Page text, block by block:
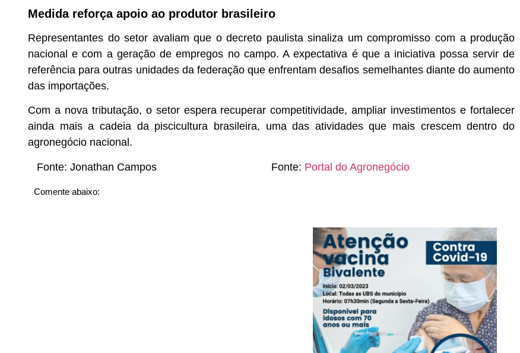
Medida reforça apoio ao produtor brasileiro
Representantes do setor avaliam que o decreto paulista sinaliza um compromisso com a produção
nacional e com a geração de empregos no campo. A expectativa é que a iniciativa possa servir de
referência para outras unidades da federação que enfrentam desafios semelhantes diante do aumento
das importações.
Com a nova tributação, o setor espera recuperar competitividade, ampliar investimentos e fortalecer
ainda mais a cadeia da piscicultura brasileira, uma das atividades que mais crescem dentro do
agronegócio nacional.
Fonte: Jonathan Campos Fonte: Portal do Agronegócio
Comente abaixo: